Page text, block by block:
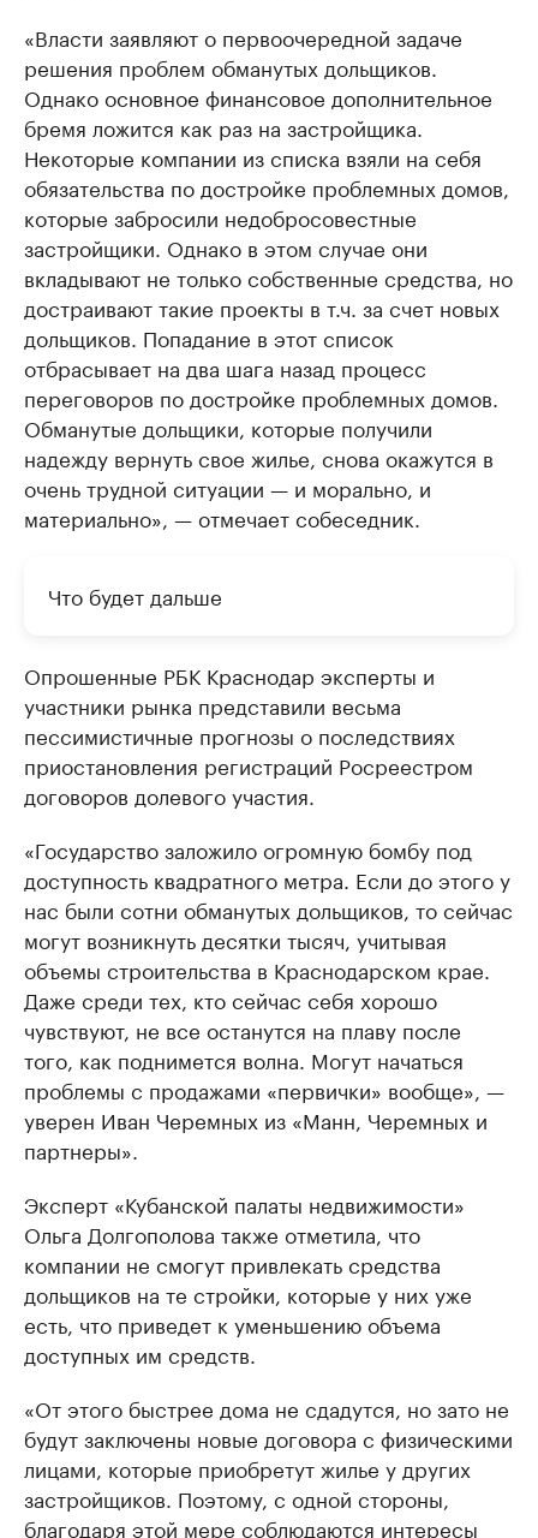
«Власти заявляют о первоочередной задаче
решения проблем обманутых дольщиков.
Однако основное финансовое дополнительное
бремя ложится как раз на застройщика.
Некоторые компании из списка взяли на себя
обязательства по достройке проблемных домов,
которые забросили недобросовестные
застройщики. Однако в этом случае они
вкладывают не только собственные средства, но
достраивают такие проекты в т.ч. за счет новых
дольщиков. Попадание в этот список
отбрасывает на два шага назад процесс
переговоров по достройке проблемных домов.
Обманутые дольщики, которые получили
надежду вернуть свое жилье, снова окажутся в
очень трудной ситуации — и морально, и
материально», — отмечает собеседник.
Что будет дальше
Опрошенные РБК Краснодар эксперты и
участники рынка представили весьма
пессимистичные прогнозы о последствиях
приостановления регистраций Росреестром
договоров долевого участия.
«Государство заложило огромную бомбу под
доступность квадратного метра. Если до этого у
нас были сотни обманутых дольщиков, то сейчас
могут возникнуть десятки тысяч, учитывая
объемы строительства в Краснодарском крае.
Даже среди тех, кто сейчас себя хорошо
чувствуют, не все останутся на плаву после
того, как поднимется волна. Могут начаться
проблемы с продажами «первички» вообще», —
уверен Иван Черемных из «Манн, Черемных и
партнеры».
Эксперт «Кубанской палаты недвижимости»
Ольга Долгополова также отметила, что
компании не смогут привлекать средства
дольщиков на те стройки, которые у них уже
есть, что приведет к уменьшению объема
доступных им средств.
«От этого быстрее дома не сдадутся, но зато не
будут заключены новые договора с физическими
лицами, которые приобретут жилье у других
застройщиков. Поэтому, с одной стороны,
благодаря этой мере соблюдаются интересы